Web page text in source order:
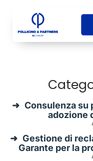
Consulenza su
adozione
Gestione di
Garante per la